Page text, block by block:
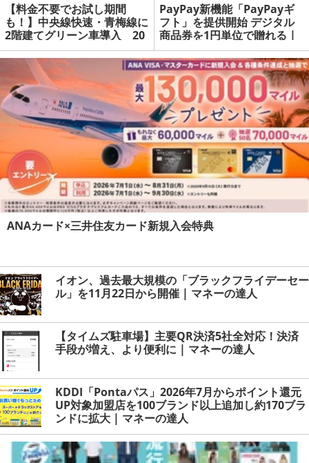
【料金不要でお試し期間
も！】中央線快速・青梅線に
2階建てグリーン車導入 20
25年春からサービス開始 |
マネーの達人
PayPay新機能「PayPayギ
フト」を提供開始 デジタル
商品券を1円単位で贈れる |
マネーの達人
ANAカード×三井住友カード新規入会特典
イオン、過去最大規模の「ブラックフライデーセー
ル」を11月22日から開催 | マネーの達人
【タイムズ駐車場】主要QR決済5社全対応！決済
手段が増え、より便利に | マネーの達人
KDDI「Pontaパス」2026年7月からポイント還元
UP対象加盟店を100ブランド以上追加し約170ブラ
ンドに拡大 | マネーの達人